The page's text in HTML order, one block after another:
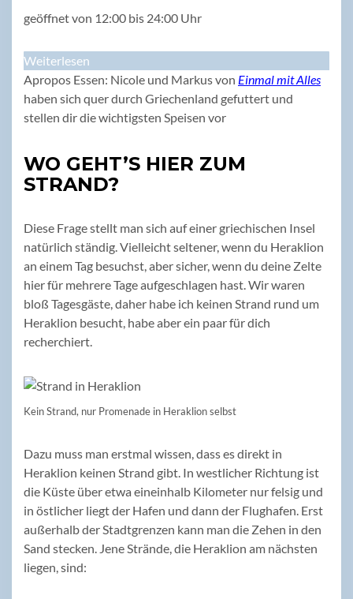
geöffnet von 12:00 bis 24:00 Uhr
Weiterlesen
Apropos Essen: Nicole und Markus von Einmal mit Alles
haben sich quer durch Griechenland gefuttert und
stellen dir die wichtigsten Speisen vor
WO GEHT’S HIER ZUM
STRAND?
Diese Frage stellt man sich auf einer griechischen Insel
natürlich ständig. Vielleicht seltener, wenn du Heraklion
an einem Tag besuchst, aber sicher, wenn du deine Zelte
hier für mehrere Tage aufgeschlagen hast. Wir waren
bloß Tagesgäste, daher habe ich keinen Strand rund um
Heraklion besucht, habe aber ein paar für dich
recherchiert.
Kein Strand, nur Promenade in Heraklion selbst
Dazu muss man erstmal wissen, dass es direkt in
Heraklion keinen Strand gibt. In westlicher Richtung ist
die Küste über etwa eineinhalb Kilometer nur felsig und
in östlicher liegt der Hafen und dann der Flughafen. Erst
außerhalb der Stadtgrenzen kann man die Zehen in den
Sand stecken. Jene Strände, die Heraklion am nächsten
liegen, sind: